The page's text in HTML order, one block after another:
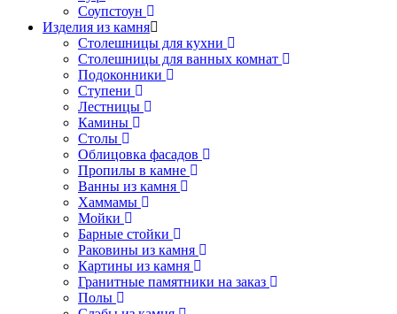
Соупстоун
Изделия из камня
Столешницы для кухни
Столешницы для ванных комнат
Подоконники
Ступени
Лестницы
Камины
Столы
Облицовка фасадов
Пропилы в камне
Ванны из камня
Хаммамы
Мойки
Барные стойки
Раковины из камня
Картины из камня
Гранитные памятники на заказ
Полы